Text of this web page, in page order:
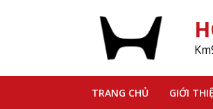
TRANG CHỦ GIỚI